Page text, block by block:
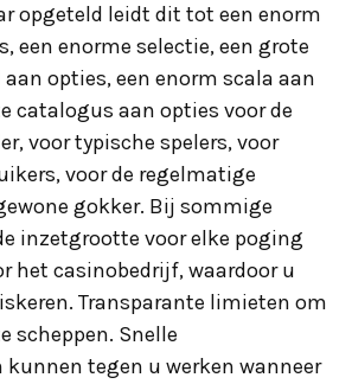
opgeteld leidt dit tot een enorm
een enorme selectie, een grote
opties, een enorm scala aan
catalogus aan opties voor de
voor typische spelers, voor
voor de regelmatige
gokker. Bij sommige
inzetgrootte voor elke poging
het casinobedrijf, waardoor u
Transparante limieten om
scheppen. Snelle
tegen u werken wanneer